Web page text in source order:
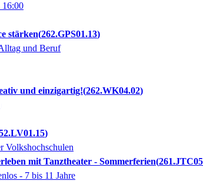
Volkshochschulen
mit Tanztheater - Sommerferien
- 7 bis 11 Jahre
16:00
stärken 262.GPS01.13
und Beruf
und einzigartig! 262.WK04.02